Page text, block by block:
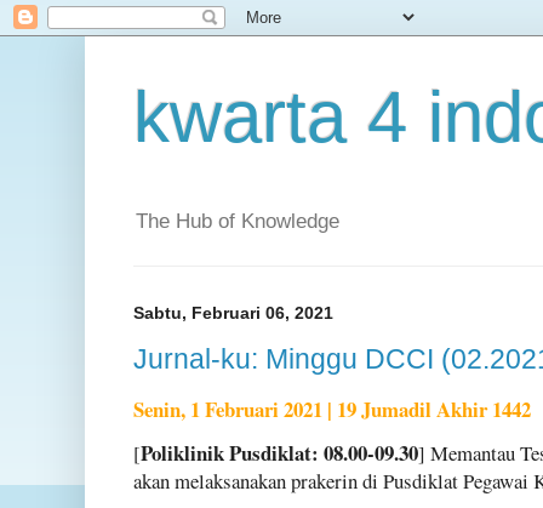
kwarta 4
The Hub of Knowledge
Sabtu, Februari 06, 2021
Jurnal-ku: Minggu DCCI
Senin, 1 Februari 2021 | 19 Jumadil Akhir 1442
[Poliklinik Pusdiklat: 08.00-09.30] Memantau
akan melaksanakan prakerin di Pusdiklat Pegawai